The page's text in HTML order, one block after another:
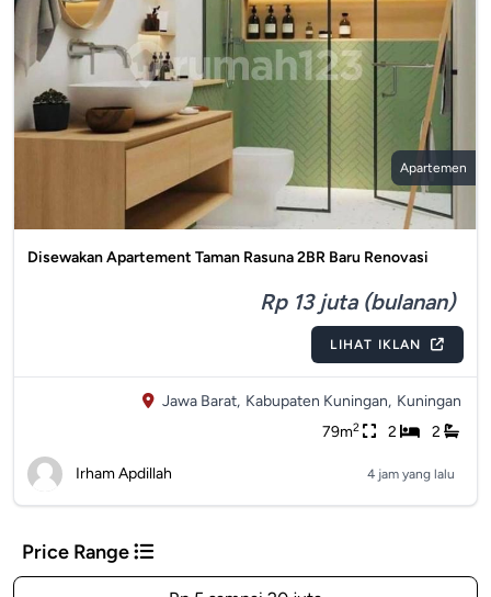
Apartemen
Disewakan Apartement Taman Rasuna 2BR Baru Renovasi
Rp 13 juta (bulanan)
LIHAT IKLAN
Jawa Barat, Kabupaten Kuningan, Kuningan
79m2 2 2
Irham Apdillah 4 jam yang lalu
Price Range